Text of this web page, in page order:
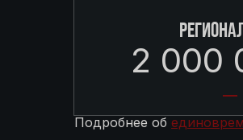
2 000
Подробнее об